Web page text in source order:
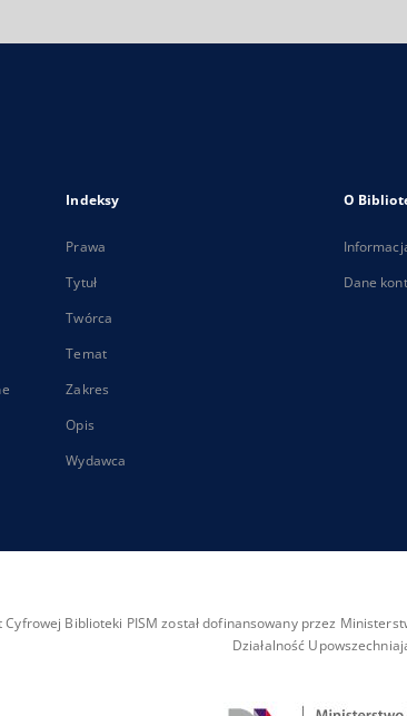
Indeksy
Prawa
Tytuł
Twórca
Temat
Zakres
Opis
Wydawca
O
Dane
Cyfrowej Biblioteki PISM został dofinansowany przez
Działalność